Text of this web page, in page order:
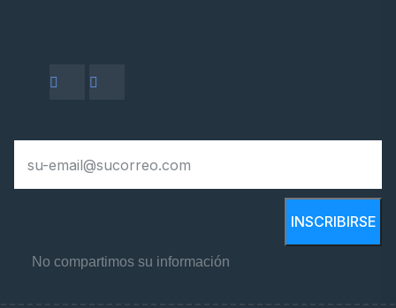
INSCRIBIRSE
No compartimos su información